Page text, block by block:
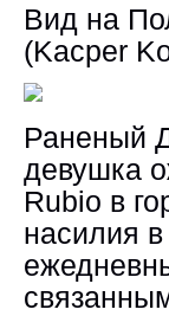
Вид на
(Kacper
Раненый
девушка
Rubio в
насилия